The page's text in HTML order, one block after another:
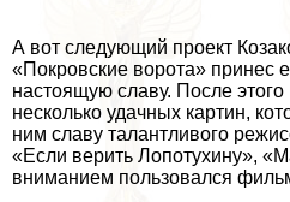
А вот следующий проект
«Покровские ворота» принес
настоящую славу. После
несколько удачных картин,
ним славу талантливого
«Если верить Лопотухину»,
вниманием пользовался